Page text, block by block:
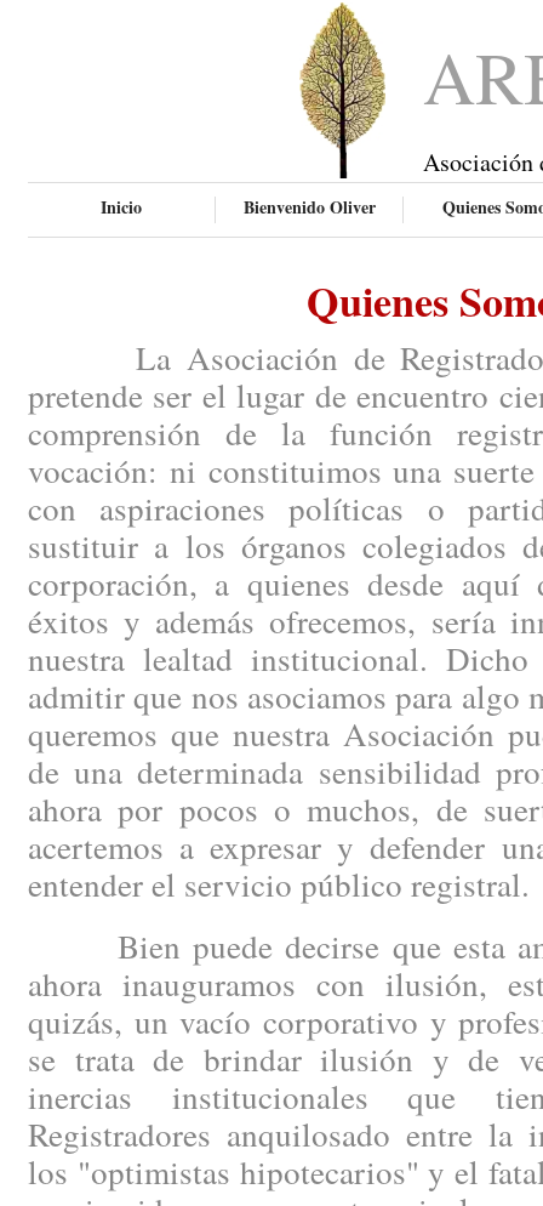
Asociación
Inicio Bienvenido Oliver Quienes
Quienes
La Asociación de
pretende ser el lugar de encuentro
comprensión de la función
vocación: ni constituimos una
con aspiraciones políticas o
sustituir a los órganos colegiados
corporación, a quienes desde aquí
éxitos y además ofrecemos, sería
nuestra lealtad institucional.
admitir que nos asociamos para algo
queremos que nuestra Asociación
de una determinada sensibilidad
ahora por pocos o muchos, de
acertemos a expresar y defender
entender el servicio público registral.
Bien puede decirse que esta
ahora inauguramos con ilusión,
quizás, un vacío corporativo y
se trata de brindar ilusión y de
inercias institucionales que
Registradores anquilosado entre la
los "optimistas hipotecarios" y el